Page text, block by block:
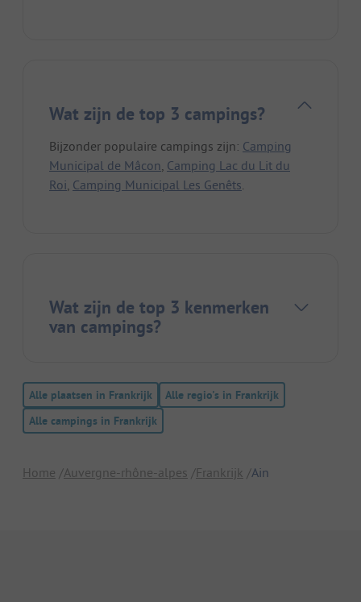
Wat zijn de top 3 campings?
Bijzonder populaire campings zijn: Camping
Municipal de Mâcon Camping Lac du Lit du
Roi Camping Municipal Les Genêts
Wat zijn de top 3 kenmerken
van campings?
Alle plaatsen in Frankrijk
Alle regio's in Frankrijk
Alle campings in Frankrijk
Home Auvergne-rhône-alpes Frankrijk Ain